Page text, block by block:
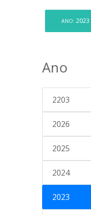
ANO: 2023
Ano
2203
2026
2025
2024
2023